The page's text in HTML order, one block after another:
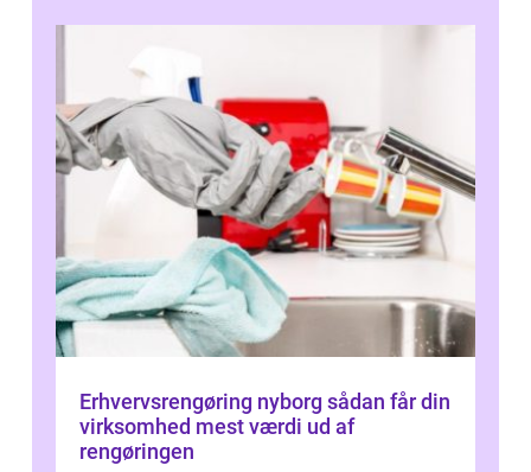
Erhvervsrengøring nyborg sådan får din
virksomhed mest værdi ud af
rengøringen